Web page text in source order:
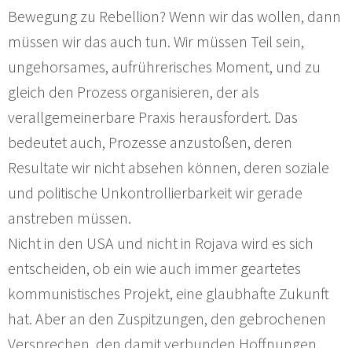
Bewegung zu Rebellion? Wenn wir das wollen, dann
müssen wir das auch tun. Wir müssen Teil sein,
ungehorsames, aufrührerisches Moment, und zu
gleich den Prozess organisieren, der als
verallgemeinerbare Praxis herausfordert. Das
bedeutet auch, Prozesse anzustoßen, deren
Resultate wir nicht absehen können, deren soziale
und politische Unkontrollierbarkeit wir gerade
anstreben müssen.
Nicht in den USA und nicht in Rojava wird es sich
entscheiden, ob ein wie auch immer geartetes
kommunistisches Projekt, eine glaubhafte Zukunft
hat. Aber an den Zuspitzungen, den gebrochenen
Versprechen, den damit verbunden Hoffnungen